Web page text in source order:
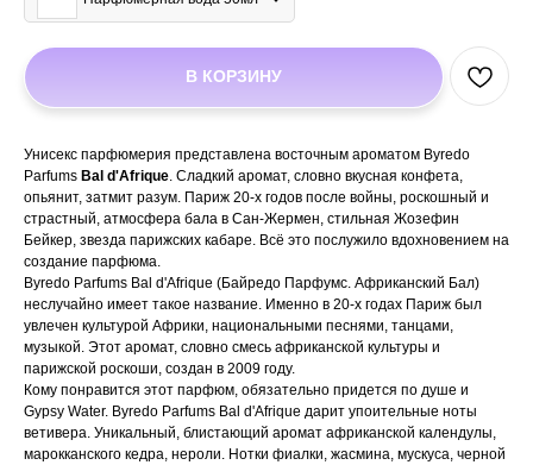
В КОРЗИНУ
Унисекс парфюмерия представлена восточным ароматом Byredo
Parfums Bal d'Afrique . Сладкий аромат, словно вкусная конфета,
опьянит, затмит разум. Париж 20-х годов после войны, роскошный и
страстный, атмосфера бала в Сан-Жермен, стильная Жозефин
Бейкер, звезда парижских кабаре. Всё это послужило вдохновением на
создание парфюма.
Byredo Parfums Bal d'Afrique (Байредо Парфумс. Африканский Бал)
неслучайно имеет такое название. Именно в 20-х годах Париж был
увлечен культурой Африки, национальными песнями, танцами,
музыкой. Этот аромат, словно смесь африканской культуры и
парижской роскоши, создан в 2009 году.
Кому понравится этот парфюм, обязательно придется по душе и
Gypsy Water. Byredo Parfums Bal d'Afrique дарит упоительные ноты
ветивера. Уникальный, блистающий аромат африканской календулы,
марокканского кедра, нероли. Нотки фиалки, жасмина, мускуса, черной